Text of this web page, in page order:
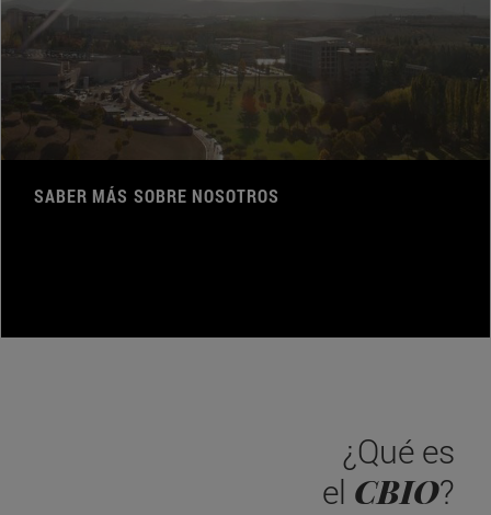
SABER MÁS SOBRE NOSOTROS
¿Qué es
el CBIO?